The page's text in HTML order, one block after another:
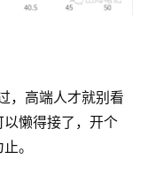
，高端人才就别看
懒得接了，开个
。